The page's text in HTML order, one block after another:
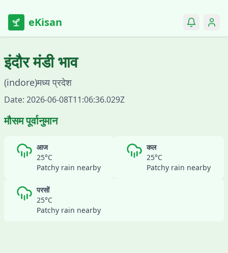
eKisan
इंदौरमंडी भाव
(indore)मध्य प्रदेश
Date: 2026-06-08T11:06:36.029Z
मौसम पूर्वानुमान
आज
25°C
Patchy rain nearby
कल
25°C
Patchy rain nearby
परसों
25°C
Patchy rain nearby